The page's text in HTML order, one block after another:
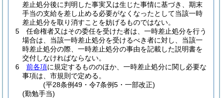
差止処分後に判明した事実又は生じた事情に基づき、期末
手当の支給を差し止める必要がなくなったとして当該一時
差止処分を取り消すことを妨げるものではない。
5
任命権者又はその委任を受けた者は、一時差止処分を行う
場合は、当該一時差止処分を受けるべき者に対し、当該一
時差止処分の際、一時差止処分の事由を記載した説明書を
交付しなければならない。
6
前各項に規定するもののほか、一時差止処分に関し必要な
事項は、市規則で定める。
(平28条例49・令7条例5・一部改正)
(勤勉手当)